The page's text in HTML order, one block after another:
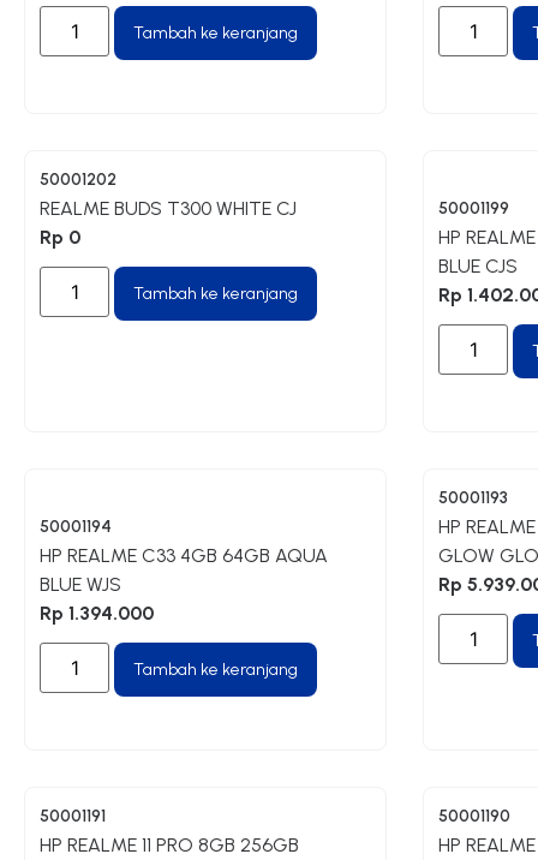
Tambah ke keranjang
50001202
REALME BUDS T300 WHITE CJ
Rp 0
Tambah ke keranjang
50001199
HP
BLUE CJS
Rp
50001194
HP REALME C33 4GB 64GB AQUA
BLUE WJS
Rp 1.394.000
Tambah ke keranjang
50001193
HP
GLOW
Rp
50001191
HP REALME 11 PRO 8GB 256GB
50001190
HP